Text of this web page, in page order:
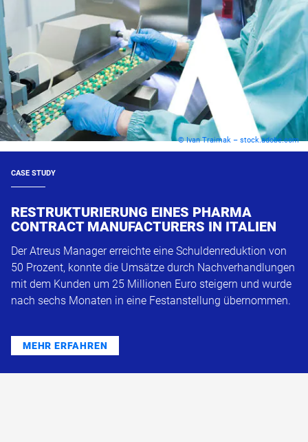
© Ivan Traimak – stock.adobe.com
CASE STUDY
RESTRUKTURIERUNG EINES PHARMA
CONTRACT MANUFACTURERS IN ITALIEN
Der Atreus Manager erreichte eine Schuldenreduktion von
50 Prozent, konnte die Umsätze durch Nachverhandlungen
mit dem Kunden um 25 Millionen Euro steigern und wurde
nach sechs Monaten in eine Festanstellung übernommen.
MEHR ERFAHREN